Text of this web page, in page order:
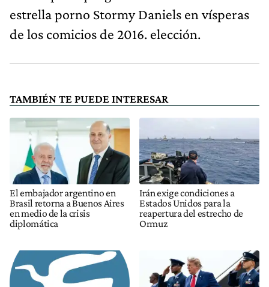
estrella porno Stormy Daniels en vísperas
de los comicios de 2016. elección.
TAMBIÉN TE PUEDE INTERESAR
El embajador argentino en
Brasil retorna a Buenos Aires
en medio de la crisis
diplomática
Irán exige condiciones a
Estados Unidos para la
reapertura del estrecho de
Ormuz